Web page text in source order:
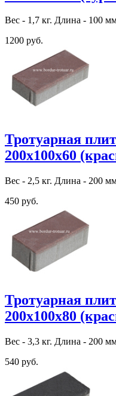
Вес - 1,7 кг. Длина - 100
1200 руб.
Тротуарная
200х100х60
Вес - 2,5 кг. Длина - 200
450 руб.
Тротуарная
200х100х80
Вес - 3,3 кг. Длина - 200
540 руб.